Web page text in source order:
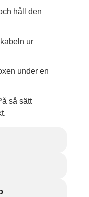
håll den
ur
under en
så sätt